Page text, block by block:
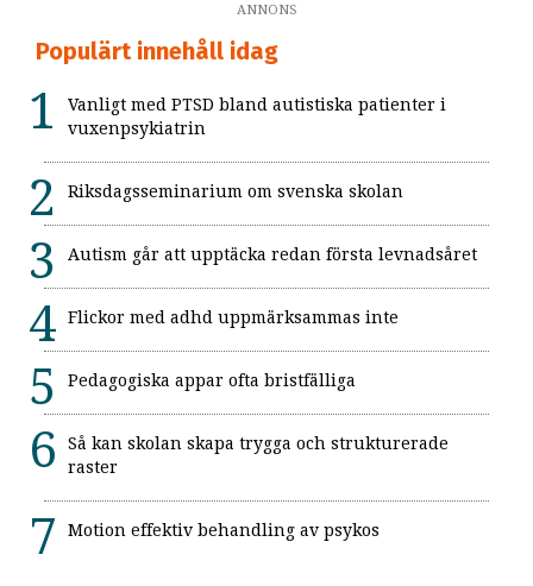
ANNONS
Populärt innehåll idag
Vanligt med PTSD bland autistiska patienter i
vuxenpsykiatrin
Riksdagsseminarium om svenska skolan
Autism går att upptäcka redan första levnadsåret
Flickor med adhd uppmärksammas inte
Pedagogiska appar ofta bristfälliga
Så kan skolan skapa trygga och strukturerade
raster
Motion effektiv behandling av psykos